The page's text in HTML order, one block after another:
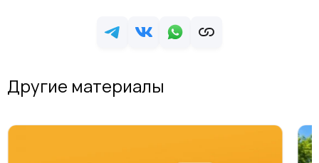
Другие материалы